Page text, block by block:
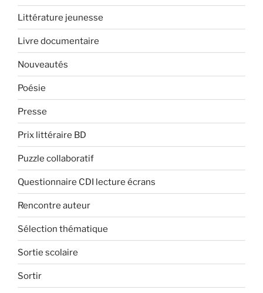
Littérature jeunesse
Livre documentaire
Nouveautés
Poésie
Presse
Prix littéraire BD
Puzzle collaboratif
Questionnaire CDI lecture écrans
Rencontre auteur
Sélection thématique
Sortie scolaire
Sortir